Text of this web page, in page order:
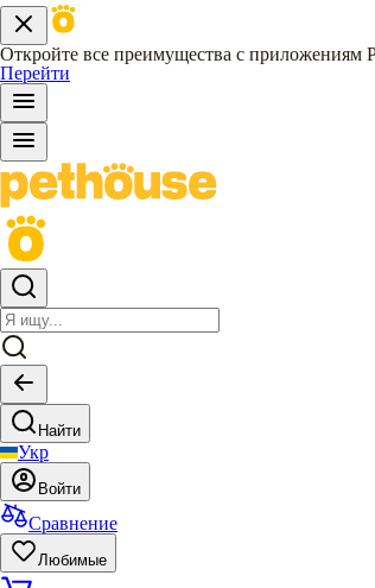
Откройте все преимущества с приложениям
Перейти
Найти
Укр
Войти
Сравнение
Любимые